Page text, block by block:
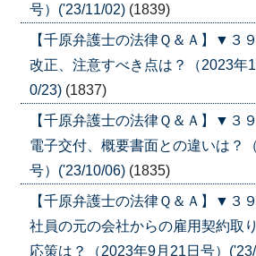
号）('23/11/02) (1839)
【千原弁護士の法律Ｑ＆Ａ】▼
改正、注意すべき点は？（2023年
0/23) (1837)
【千原弁護士の法律Ｑ＆Ａ】▼
電子交付、概要書面との違いは？
号）('23/10/06) (1835)
【千原弁護士の法律Ｑ＆Ａ】▼
社員の元の会社からの雇用契約取
応策は？（2023年9月21日号）